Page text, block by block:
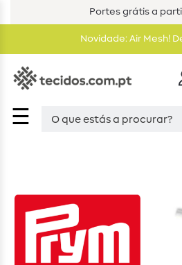
Portes grátis a
Novidade: Air Mesh!
☰